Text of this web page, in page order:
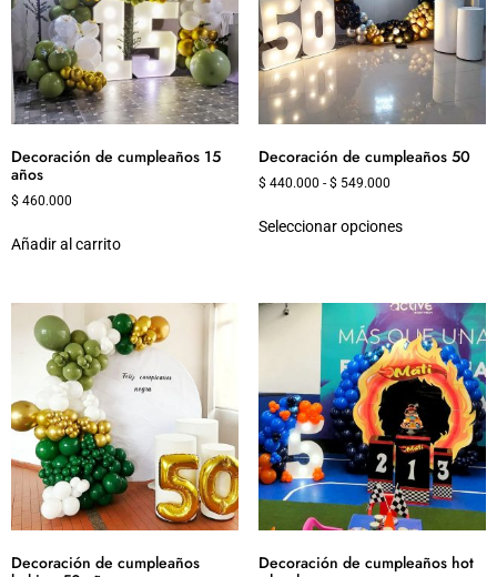
Decoración de cumpleaños 15
años
$ 460.000
Añadir al carrito
Decoración de cumpleaños 50
$ 440.000 - $ 549.000
Seleccionar opciones
Decoración de cumpleaños
Decoración de cumpleaños hot